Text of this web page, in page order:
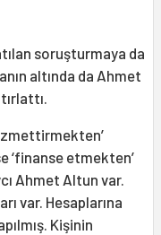
soruşturmaya da
altında da Ahmet
‘finanse etmekten’
Ahmet Altun var.
var. Hesaplarına
Kişinin